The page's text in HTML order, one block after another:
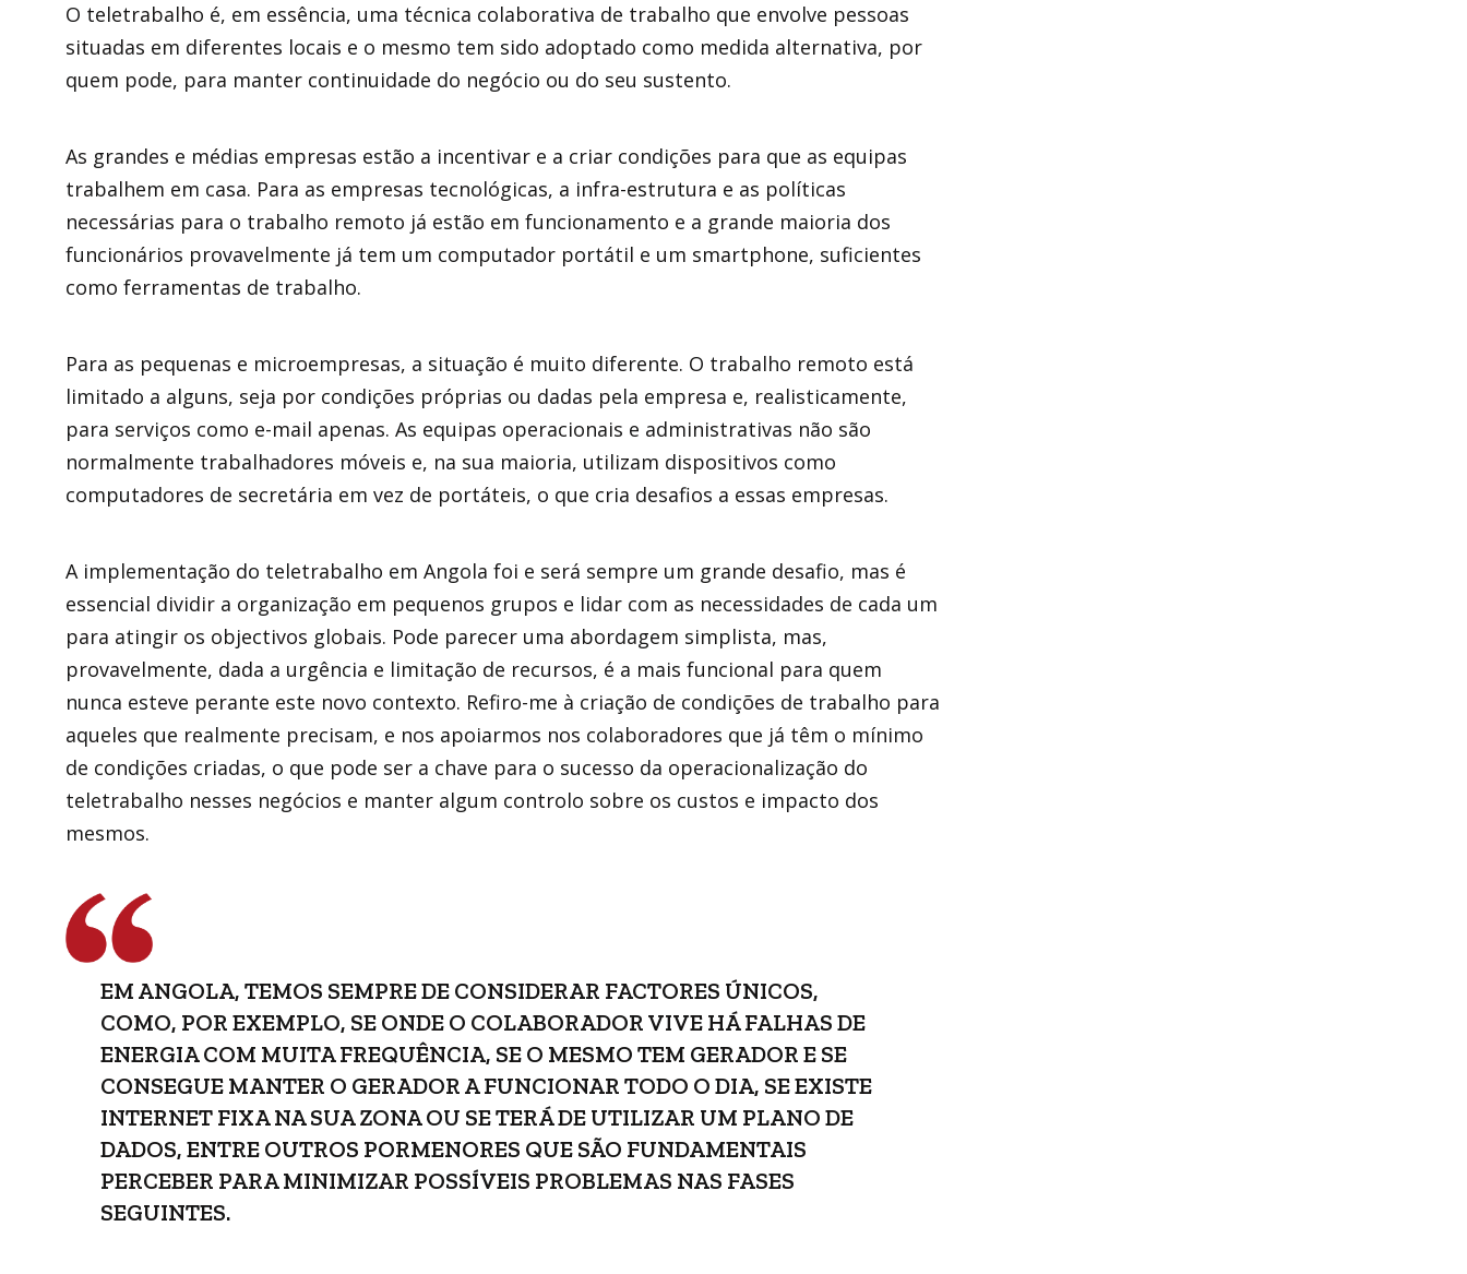
O teletrabalho é, em essência, uma técnica colaborativa de trabalho que envolve pessoas
situadas em diferentes locais e o mesmo tem sido adoptado como medida alternativa, por
quem pode, para manter continuidade do negócio ou do seu sustento.
As grandes e médias empresas estão a incentivar e a criar condições para que as equipas
trabalhem em casa. Para as empresas tecnológicas, a infra-estrutura e as políticas
necessárias para o trabalho remoto já estão em funcionamento e a grande maioria dos
funcionários provavelmente já tem um computador portátil e um smartphone, suficientes
como ferramentas de trabalho.
Para as pequenas e microempresas, a situação é muito diferente. O trabalho remoto está
limitado a alguns, seja por condições próprias ou dadas pela empresa e, realisticamente,
para serviços como e-mail apenas. As equipas operacionais e administrativas não são
normalmente trabalhadores móveis e, na sua maioria, utilizam dispositivos como
computadores de secretária em vez de portáteis, o que cria desafios a essas empresas.
A implementação do teletrabalho em Angola foi e será sempre um grande desafio, mas é
essencial dividir a organização em pequenos grupos e lidar com as necessidades de cada um
para atingir os objectivos globais. Pode parecer uma abordagem simplista, mas,
provavelmente, dada a urgência e limitação de recursos, é a mais funcional para quem
nunca esteve perante este novo contexto. Refiro-me à criação de condições de trabalho para
aqueles que realmente precisam, e nos apoiarmos nos colaboradores que já têm o mínimo
de condições criadas, o que pode ser a chave para o sucesso da operacionalização do
teletrabalho nesses negócios e manter algum controlo sobre os custos e impacto dos
mesmos.
EM ANGOLA, TEMOS SEMPRE DE CONSIDERAR FACTORES ÚNICOS,
COMO, POR EXEMPLO, SE ONDE O COLABORADOR VIVE HÁ FALHAS DE
ENERGIA COM MUITA FREQUÊNCIA, SE O MESMO TEM GERADOR E SE
CONSEGUE MANTER O GERADOR A FUNCIONAR TODO O DIA, SE EXISTE
INTERNET FIXA NA SUA ZONA OU SE TERÁ DE UTILIZAR UM PLANO DE
DADOS, ENTRE OUTROS PORMENORES QUE SÃO FUNDAMENTAIS
PERCEBER PARA MINIMIZAR POSSÍVEIS PROBLEMAS NAS FASES
SEGUINTES.